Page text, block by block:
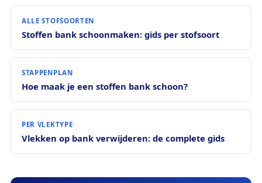
ALLE STOFSOORTEN
Stoffen bank schoonmaken: gids per stofsoort
STAPPENPLAN
Hoe maak je een stoffen bank schoon?
PER VLEKTYPE
Vlekken op bank verwijderen: de complete gids